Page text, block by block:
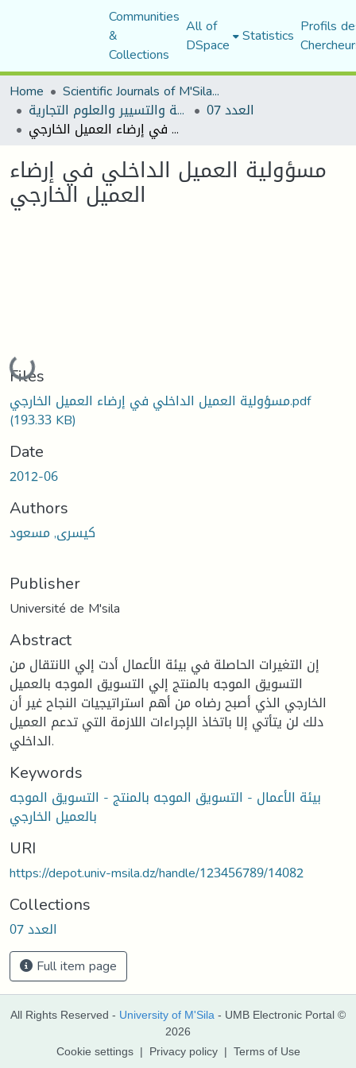
Communities
&
Collections
All of
DSpace Statistics Profils
Home
Scientific Journals of M'Sila University
مجلة العلوم الاقتصادية والتسيير والعلوم التجارية العدد 07
مسؤولية العميل الداخلي في إرضاء العميل الخارجي
مسؤولية العميل الداخلي في إرضاء
العميل الخارجي
Loading...
Files
مسؤولية العميل الداخلي في إرضاء العميل الخارجي.pdf
(193.33 KB)
Date
2012-06
Authors
كيسرى, مسعود
Publisher
Université de M'sila
Abstract
إن التغيرات الحاصلة في بيئة الأعمال أدت إلي الانتقال من
التسويق الموجه بالمنتج إلي التسويق الموجه بالعميل
الخارجي الذي أصبح رضاه من أهم استراتيجيات النجاح غير أن
دلك لن يتأتي إلا باتخاذ الإجراءات اللازمة التي تدعم العميل
الداخلي.
Keywords
بيئة الأعمال - التسويق الموجه بالمنتج - التسويق الموجه
بالعميل الخارجي
URI
https://depot.univ-msila.dz/handle/123456789/14082
Collections
العدد 07
Full item page
All Rights Reserved - University of M'Sila - UMB Electronic Portal ©
2026
Cookie settings | Privacy policy | Terms of Use